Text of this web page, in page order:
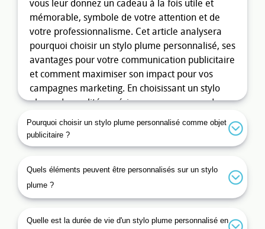
vous leur donnez un cadeau à la fois utile et
mémorable, symbole de votre attention et de
votre professionnalisme. Cet article analysera
pourquoi choisir un stylo plume personnalisé, ses
avantages pour votre communication publicitaire
et comment maximiser son impact pour vos
campagnes marketing. En choisissant un stylo
plume de qualité supérieure, comme ceux de
Parker
, vous montrez à vos clients et
collaborateurs que vous accordez de
Ces stylos peuvent être personnalisés avec votre
logo, votre nom ou votre message, renforçant
ainsi la notoriété de votre marque. En plus d'être
un outil de communication efficace, le stylo
Pourquoi choisir un stylo plume personnalisé comme objet
publicitaire ?
Quels éléments peuvent être personnalisés sur un stylo
plume ?
Quelle est la durée de vie d'un stylo plume personnalisé en